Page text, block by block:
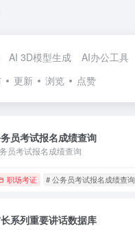
AI 3D模型生成 AI办公工具
更新 浏览 点赞
员考试报名成绩查询
员考试报名成绩查询
职场考证 # 公务员考试报名成绩查询
系列重要讲话数据库